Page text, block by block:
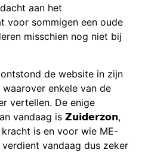
aan het
voor sommigen een oude
misschien nog niet bij
de website in zijn
enkele van de
vertellen. De enige
vandaag is 𝗭𝘂𝗶𝗱𝗲𝗿𝘇𝗼𝗻,
is en voor wie ME-
vandaag dus zeker